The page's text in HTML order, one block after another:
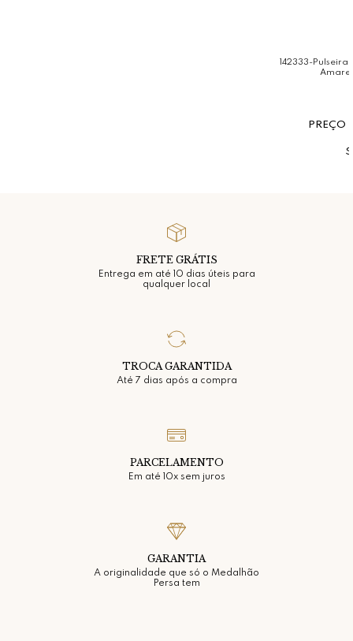
142333-
PREÇO
FRETE GRÁTIS
Entrega em até 10 dias úteis para
qualquer local
TROCA GARANTIDA
Até 7 dias após a compra
PARCELAMENTO
Em até 10x sem juros
GARANTIA
A originalidade que só o Medalhão
Persa tem